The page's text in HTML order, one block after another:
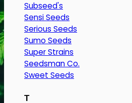
Subseed's
Sensi Seeds
Serious Seeds
Sumo Seeds
Super Strains
Seedsman Co.
Sweet Seeds
T